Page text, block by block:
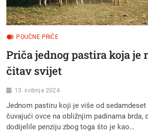
POUČNE PRIČE
Priča jednog pastira koja je
čitav svijet
13. svibnja 2024.
Jednom pastiru koji je više od sedamdeset
čuvajući ovce na obližnjim padinama brda,
dodijelile penziju zbog toga što je kao…